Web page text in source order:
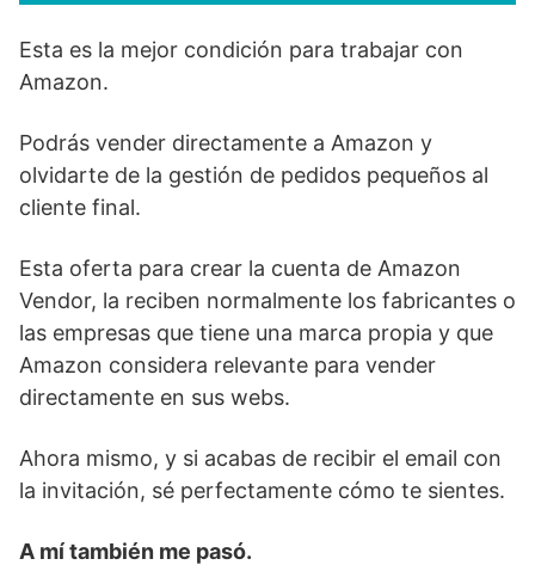
Esta es la mejor condición para trabajar con
Amazon.
Podrás vender directamente a Amazon y
olvidarte de la gestión de pedidos pequeños al
cliente final.
Esta oferta para crear la cuenta de Amazon
Vendor, la reciben normalmente los fabricantes o
las empresas que tiene una marca propia y que
Amazon considera relevante para vender
directamente en sus webs.
Ahora mismo, y si acabas de recibir el email con
la invitación, sé perfectamente cómo te sientes.
A mí también me pasó.